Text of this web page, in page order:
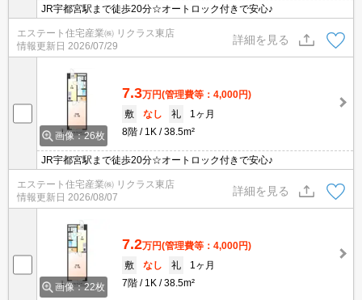
JR宇都宮駅まで徒歩20分☆オートロック付きで安心♪
エステート住宅産業㈱ リクラス東店
情報更新日 2026/07/29
詳細を見る
画像：26枚
7.3万円(管理費等：4,000円)
敷
なし 礼
1ヶ月
8階
1K 38.5m²
JR宇都宮駅まで徒歩20分☆オートロック付きで安心♪
エステート住宅産業㈱ リクラス東店
情報更新日 2026/08/07
詳細を見る
画像：22枚
7.2万円(管理費等：4,000円)
敷
なし 礼
1ヶ月
7階
1K 38.5m²